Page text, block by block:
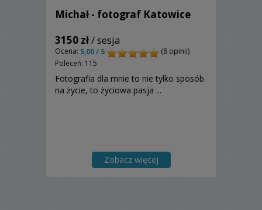
Michał - fotograf Katowice
3150 zł/ sesja
Ocena: 5,00 / 5
(8 opinii)
Poleceń: 115
Fotografia dla mnie to nie tylko sposób
na życie, to życiowa pasja ...
Zobacz więcej